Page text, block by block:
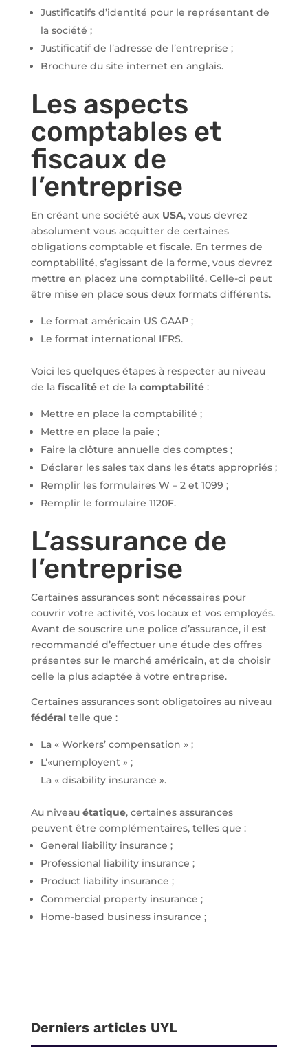
Justificatifs d’identité pour le représentant de
la société ;
Justificatif de l’adresse de l’entreprise ;
Brochure du site internet en anglais.
Les aspects
comptables et
fiscaux de
l’entreprise
En créant une société aux USA, vous devrez
absolument vous acquitter de certaines
obligations comptable et fiscale. En termes de
comptabilité, s’agissant de la forme, vous devrez
mettre en placez une comptabilité. Celle-ci peut
être mise en place sous deux formats différents.
Le format américain US GAAP ;
Le format international IFRS.
Voici les quelques étapes à respecter au niveau
de la fiscalité et de la comptabilité :
Mettre en place la comptabilité ;
Mettre en place la paie ;
Faire la clôture annuelle des comptes ;
Déclarer les sales tax dans les états appropriés ;
Remplir les formulaires W – 2 et 1099 ;
Remplir le formulaire 1120F.
L’assurance de
l’entreprise
Certaines assurances sont nécessaires pour
couvrir votre activité, vos locaux et vos employés.
Avant de souscrire une police d’assurance, il est
recommandé d’effectuer une étude des offres
présentes sur le marché américain, et de choisir
celle la plus adaptée à votre entreprise.
Certaines assurances sont obligatoires au niveau
fédéral telle que :
La « Workers’ compensation » ;
L’«unemployent » ;
La « disability insurance ».
Au niveau étatique, certaines assurances
peuvent être complémentaires, telles que :
General liability insurance ;
Professional liability insurance ;
Product liability insurance ;
Commercial property insurance ;
Home-based business insurance ;
Derniers articles UYL